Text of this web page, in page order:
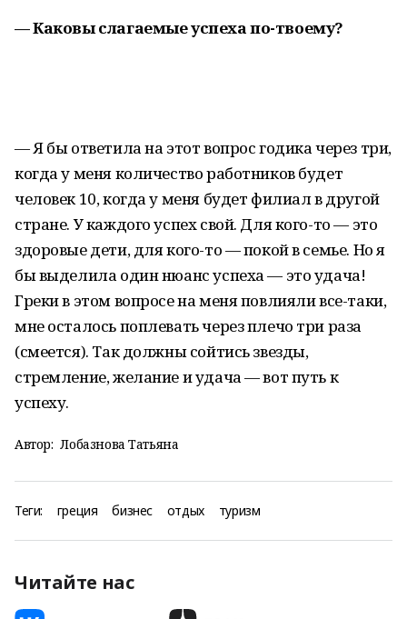
— Каковы слагаемые успеха по-твоему?
— Я бы ответила на этот вопрос годика через три,
когда у меня количество работников будет
человек 10, когда у меня будет филиал в другой
стране. У каждого успех свой. Для кого-то — это
здоровые дети, для кого-то — покой в семье. Но я
бы выделила один нюанс успеха — это удача!
Греки в этом вопросе на меня повлияли все-таки,
мне осталось поплевать через плечо три раза
(смеется). Так должны сойтись звезды,
стремление, желание и удача — вот путь к
успеху.
Автор: Лобазнова Татьяна
Теги: греция бизнес отдых туризм
Читайте нас